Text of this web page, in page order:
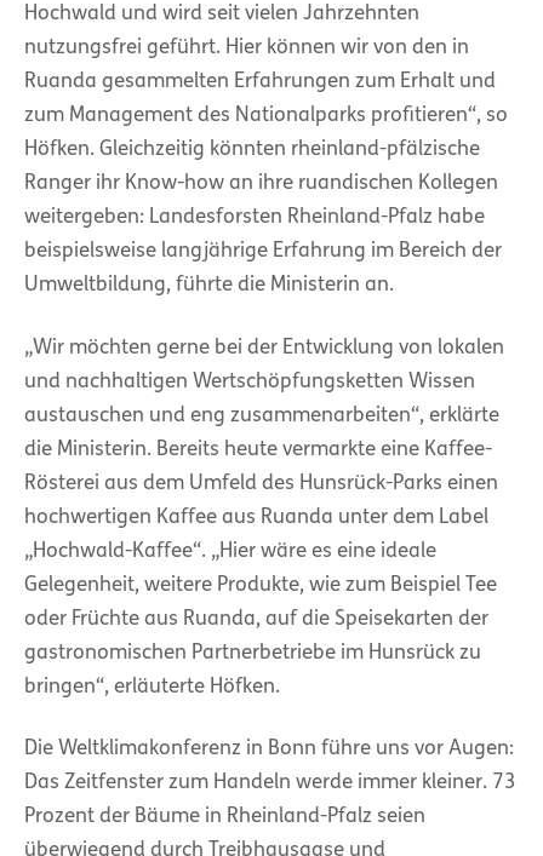
Hochwald und wird seit vielen Jahrzehnten
nutzungsfrei geführt. Hier können wir von den in
Ruanda gesammelten Erfahrungen zum Erhalt und
zum Management des Nationalparks profitieren“, so
Höfken. Gleichzeitig könnten rheinland-pfälzische
Ranger ihr Know-how an ihre ruandischen Kollegen
weitergeben: Landesforsten Rheinland-Pfalz habe
beispielsweise langjährige Erfahrung im Bereich der
Umweltbildung, führte die Ministerin an.
„Wir möchten gerne bei der Entwicklung von lokalen
und nachhaltigen Wertschöpfungsketten Wissen
austauschen und eng zusammenarbeiten“, erklärte
die Ministerin. Bereits heute vermarkte eine Kaffee-
Rösterei aus dem Umfeld des Hunsrück-Parks einen
hochwertigen Kaffee aus Ruanda unter dem Label
„Hochwald-Kaffee“. „Hier wäre es eine ideale
Gelegenheit, weitere Produkte, wie zum Beispiel Tee
oder Früchte aus Ruanda, auf die Speisekarten der
gastronomischen Partnerbetriebe im Hunsrück zu
bringen“, erläuterte Höfken.
Die Weltklimakonferenz in Bonn führe uns vor Augen:
Das Zeitfenster zum Handeln werde immer kleiner. 73
Prozent der Bäume in Rheinland-Pfalz seien
überwiegend durch Treibhausgase und